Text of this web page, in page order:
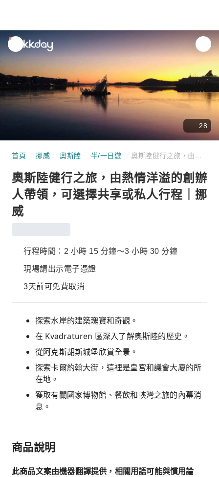
unread
notifications
28
首頁 挪威 奧斯陸 半/一日遊
奧斯陸健行之旅，由熱情洋溢的創辦
人帶領，可選擇共享或私人行程｜挪
威
行程時間：2 小時 15 分鐘～3 小時 30 分鐘
現場請出示電子憑證
3天前可免費取消
探索水岸的建築瑰寶和奇觀。
在 Kvadraturen 區深入了解奧斯陸的歷史。
從阿克斯胡斯城堡欣賞全景。
探索卡爾約翰大街，這裡是皇宮和議會大廈的所
在地。
獲取有關國家博物館、餐飲和峽灣之旅的內幕消
息。
商品說明
此商品文案由機器翻譯提供，相關用語可能與慣用論